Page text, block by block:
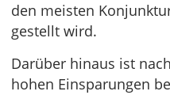
den meisten
gestellt wird.
Darüber hinaus ist
hohen Einsparungen